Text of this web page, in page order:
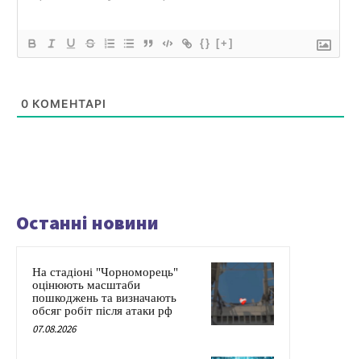
{} [+]
0 КОМЕНТАРІ
Останні новини
На стадіоні "Чорноморець"
оцінюють масштаби
пошкоджень та визначають
обсяг робіт після атаки рф
07.08.2026